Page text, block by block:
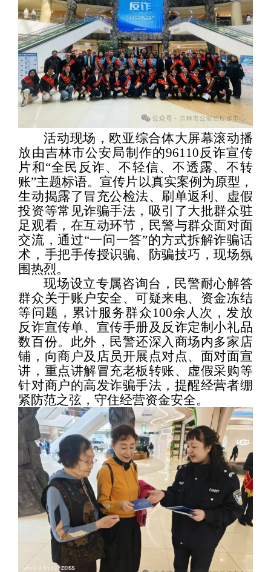
活动现场 ，欧亚综合体大屏幕滚动播
放由吉林市公安局制作的96110反诈宣传
片和“全民反诈、不轻信、不透露、不转
账”主题标语。宣传片以真实案例为原型，
生动揭露了冒充公检法、刷单返利、虚假
投资等常见诈骗手法，吸引了大批群众驻
足观看，在互动环节，民警与群众面对面
交流，通过“一问一答”的方式拆解诈骗话
术，手把手传授识骗、防骗技巧，现场氛
围热烈。
现场设立专属咨询台，民警耐心解答
群众关于账户安全、可疑来电、资金冻结
等问题，累计服务群众100余人次，发放
反诈宣传单、宣传手册及反诈定制小礼品
数百份。此外， 民警还深入商场内多家店
铺，向商户及店员开展点对点、面对面宣
讲，重点讲解冒充老板转账、虚假采购等
针对商户的高发诈骗手法，提醒经营者绷
紧防范之弦，守住经营资金安全。